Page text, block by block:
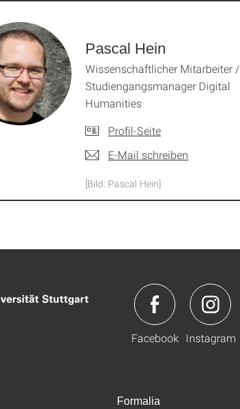
Pascal Hein
Wissenschaftlicher Mitarbeiter /
Studiengangsmanager Digital
Humanities
Profil-Seite
E-Mail schreiben
[Bild: Pascal Hein]
Facebook Instagram
Formalia